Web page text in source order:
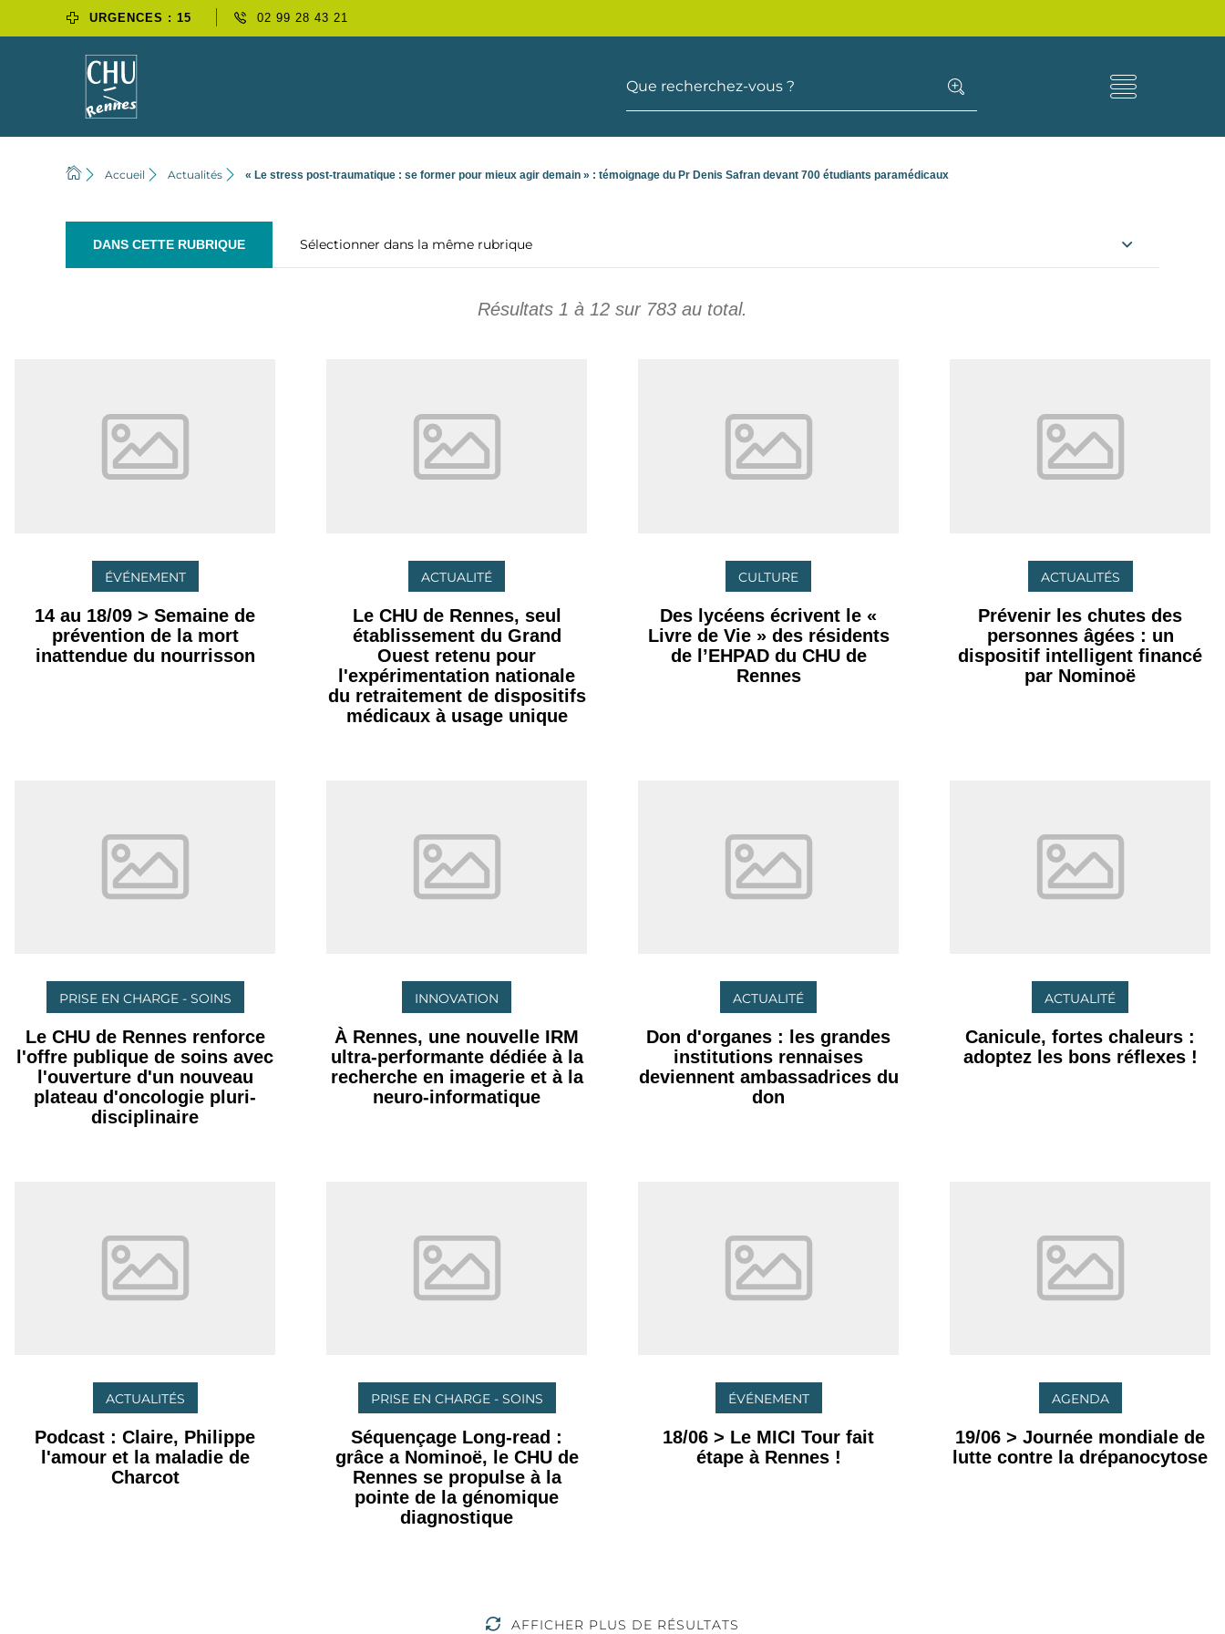
URGENCES : 15 02 99 28 43 21
Que recherchez-vous ?
Accueil Actualités « Le stress post-traumatique : se former pour mieux agir demain » : témoignage du Pr Denis Safran devant 700 étudiants paramédicaux
DANS CETTE RUBRIQUE Sélectionner dans la même rubrique
Résultats 1 à 12 sur 783 au total.
ÉVÉNEMENT
14 au 18/09 > Semaine de
prévention de la mort
inattendue du nourrisson
ACTUALITÉ
Le CHU de Rennes, seul
établissement du Grand
Ouest retenu pour
l'expérimentation nationale
du retraitement de dispositifs
médicaux à usage unique
CULTURE
Des lycéens écrivent le «
Livre de Vie » des résidents
de l’EHPAD du CHU de
Rennes
ACTUALITÉS
Prévenir les chutes des
personnes âgées : un
dispositif intelligent financé
par Nominoë
PRISE EN CHARGE - SOINS
Le CHU de Rennes renforce
l'offre publique de soins avec
l'ouverture d'un nouveau
plateau d'oncologie pluri-
disciplinaire
INNOVATION
À Rennes, une nouvelle IRM
ultra-performante dédiée à la
recherche en imagerie et à la
neuro-informatique
ACTUALITÉ
Don d'organes : les grandes
institutions rennaises
deviennent ambassadrices du
don
ACTUALITÉ
Canicule, fortes chaleurs :
adoptez les bons réflexes !
ACTUALITÉS
Podcast : Claire, Philippe
l'amour et la maladie de
Charcot
PRISE EN CHARGE - SOINS
Séquençage Long-read :
grâce a Nominoë, le CHU de
Rennes se propulse à la
pointe de la génomique
diagnostique
ÉVÉNEMENT
18/06 > Le MICI Tour fait
étape à Rennes !
AGENDA
19/06 > Journée mondiale de
lutte contre la drépanocytose
AFFICHER PLUS DE RÉSULTATS